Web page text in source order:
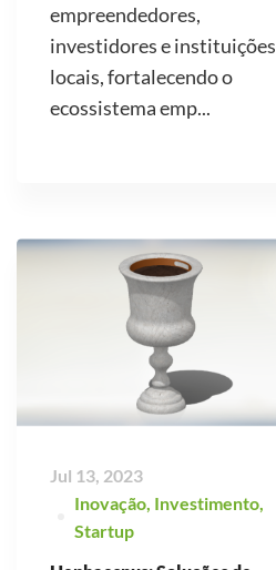
empreendedores,
investidores e instituições
locais, fortalecendo o
ecossistema emp...
Jul 13, 2023
Inovação, Investimento,
Startup